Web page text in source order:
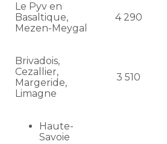
Le Pyv en
Basaltique,
Mezen-Meygal
4 290
Brivadois,
Cezallier,
Margeride,
Limagne
3 510
Haute-
Savoie